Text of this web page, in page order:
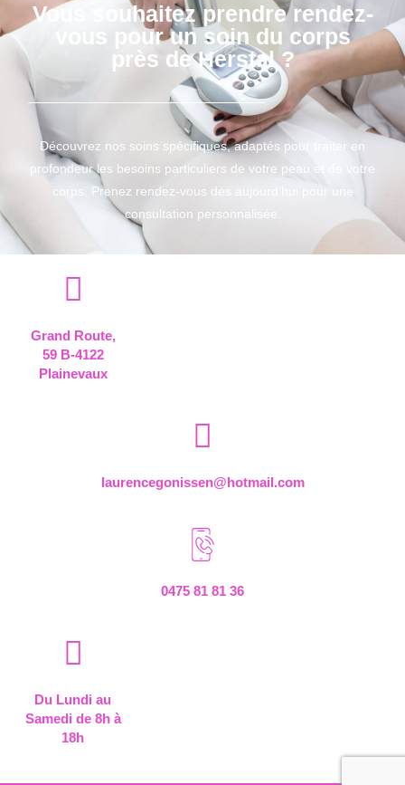
Vous souhaitez prendre rendez-
vous pour un soin du corps
près de Herstal ?
Découvrez nos soins spécifiques, adaptés pour traiter en
profondeur les besoins particuliers de votre peau et de votre
corps. Prenez rendez-vous dès aujourd’hui pour une
consultation personnalisée.
Grand Route,
59 B-4122
Plainevaux
laurencegonissen@hotmail.com
0475 81 81 36
Du Lundi au
Samedi de 8h à
18h